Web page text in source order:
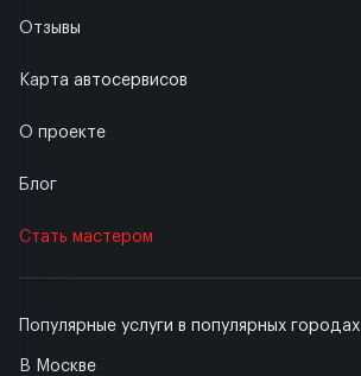
Популярные услуги в популярных городах
В Москве
Отзывы
Карта автосервисов
О проекте
Блог
Стать мастером